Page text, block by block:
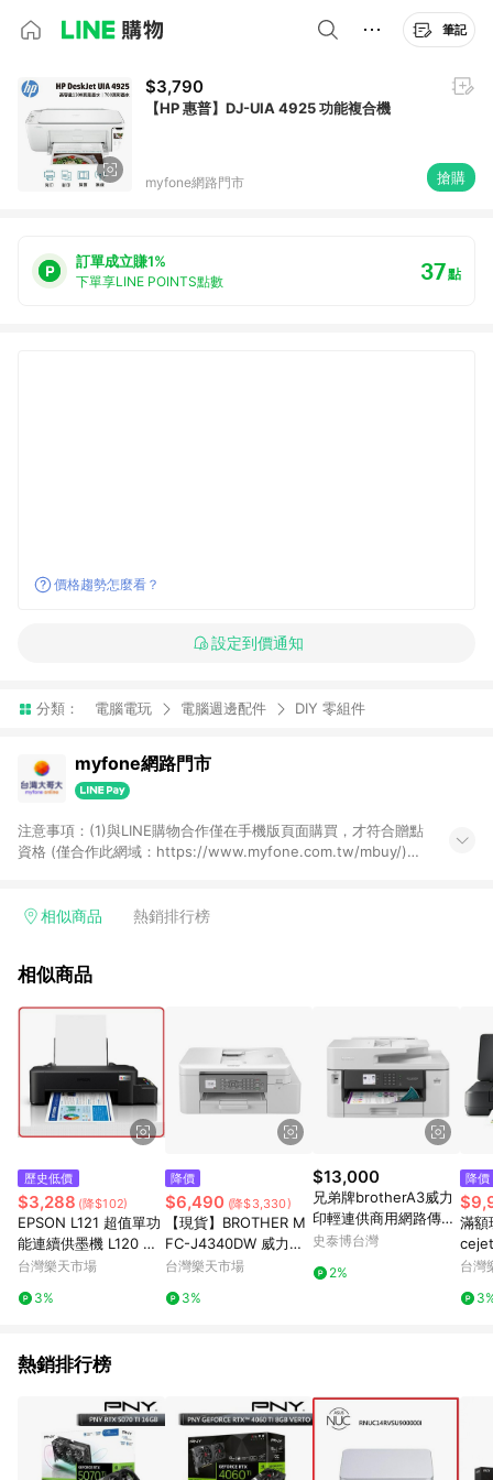
筆記
$3,790
【HP 惠普】DJ-UIA 4925 功能複合機
myfone網路門市 搶購
訂單成立賺1%
下單享LINE POINTS點數 37點
價格趨勢怎麼看？
設定到價通知
分類： 電腦電玩 電腦週邊配件 DIY 零組件
myfone網路門市
注意事項：(1)與LINE購物合作僅在手機版頁面購買，才符合贈點
資格 (僅合作此網域：https://www.myfone.com.tw/mbuy/)，
車丟入商品，再走LINE購物流程至手機版結帳，不符合贈點回饋
格(4)需透過LINE購物前往並在同一瀏覽器於24小時內結帳才享有
不符，以myfone購物商品資訊頁及購物車標示為準。(6) 線上電
信申辦訂單不包括在回饋範圍內。
相似商品 熱銷排行榜
相似商品
歷史低價
$3,288 (降$102)
EPSON L121 超值單功
能連續供墨機 L120 後
續機種 機型: C11CD76
台灣樂天市場
3%
降價
$6,490 (降$3,330)
【現貨】BROTHER M
FC-J4340DW 威力印
輕連供 商用雙面無線傳
台灣樂天市場
3%
$13,000
兄弟牌brotherA3威力
印輕連供商用網路傳真
事務機/MFC-J2340D
史泰博台灣
2%
降價
滿
ter
台灣
熱銷排行榜